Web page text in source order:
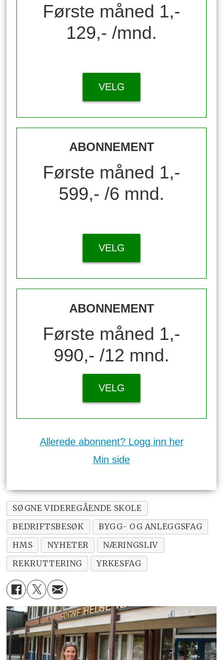
Første måned 1,-
129,- /mnd.
VELG
ABONNEMENT
Første måned 1,-
599,- /6 mnd.
VELG
ABONNEMENT
Første måned 1,-
990,- /12 mnd.
VELG
Allerede abonnent? Logg inn her
Min side
SØGNE VIDEREGÅENDE SKOLE
BEDRIFTSBESØK
BYGG- OG ANLEGGSFAG
HMS
NYHETER
NÆRINGSLIV
REKRUTTERING
YRKESFAG